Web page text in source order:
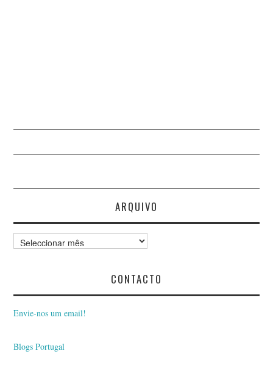
ARQUIVO
Arquivo
CONTACTO
Envie-nos um email!
Blogs Portugal